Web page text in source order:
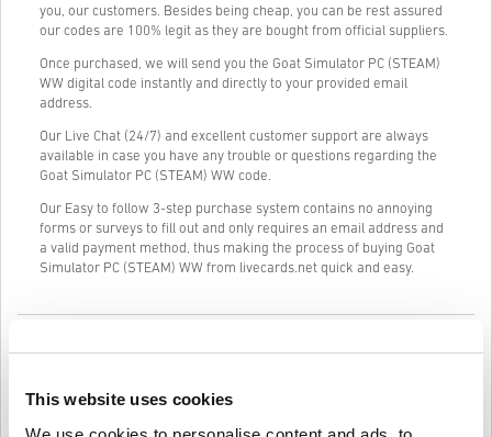
This website uses cookies
you, our customers. Besides being cheap, you can be rest assured
our codes are 100% legit as they are bought from official suppliers.
Once purchased, we will send you the Goat Simulator PC (STEAM)
WW digital code instantly and directly to your provided email
address.
Our Live Chat (24/7) and excellent customer support are always
available in case you have any trouble or questions regarding the
Goat Simulator PC (STEAM) WW code.
Our Easy to follow 3-step purchase system contains no annoying
forms or surveys to fill out and only requires an email address and
a valid payment method, thus making the process of buying Goat
Simulator PC (STEAM) WW from livecards.net quick and easy.
Nový na Livecards.net? Nákup digitálních kódů je rychlý a